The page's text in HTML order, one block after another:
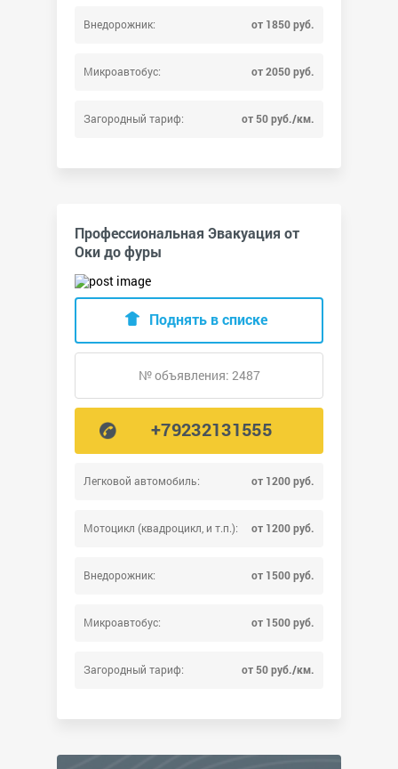
Внедорожник: от 1850 руб.
Микроавтобус: от 2050 руб.
Загородный тариф: от 50 руб./км.
Профессиональная Эвакуация от
Оки до фуры
Легковой автомобиль: от 1200 руб.
Мотоцикл (квадроцикл, и т.п.): от 1200 руб.
Внедорожник: от 1500 руб.
Микроавтобус: от 1500 руб.
Загородный тариф: от 50 руб./км.
Поднять в списке
№ объявления: 2487
+79232131555